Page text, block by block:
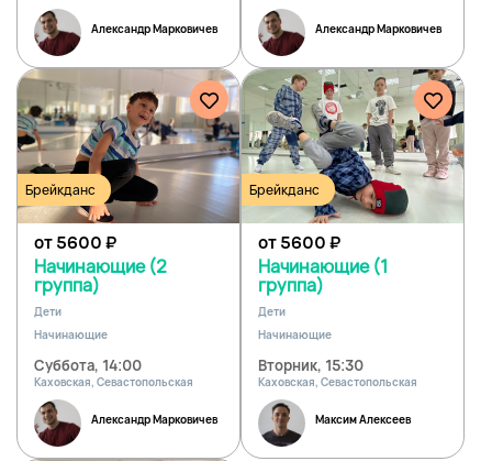
Александр Марковичев Александр Марковичев
Брейкданс
от 5600₽
Начинающие (2
группа)
Дети
Начинающие
Суббота, 14:00
Каховская, Севастопольская
Александр Марковичев
Брейкданс
от 5600₽
Начинающие (1
группа)
Дети
Начинающие
Вторник, 15:30
Каховская, Севастопольская
Максим Алексеев